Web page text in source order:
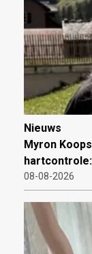
Nieuws
Myron
08-08-2026